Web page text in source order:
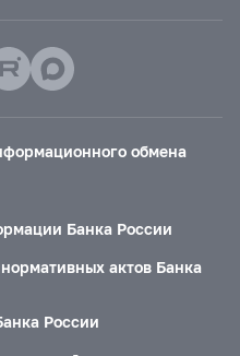
обмена
Банка России
актов Банка
России